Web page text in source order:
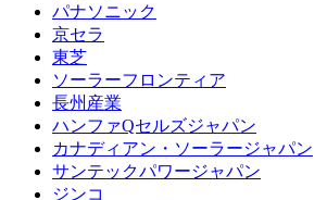
パナソニック
京セラ
東芝
ソーラーフロンティア
長州産業
ハンファQセルズジャパン
カナディアン・ソーラージャパン
サンテックパワージャパン
ジンコ